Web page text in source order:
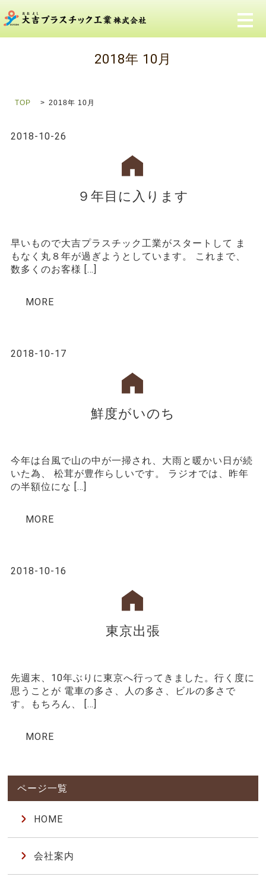
メ
2018年 10月
TOP 2018年 10月
2018-10-26
９年目に入ります
早いもので大吉プラスチック工業がスタートして ま
もなく丸８年が過ぎようとしています。 これまで、
数多くのお客様 […]
MORE
2018-10-17
鮮度がいのち
今年は台風で山の中が一掃され、大雨と暖かい日が続
いた為、 松茸が豊作らしいです。 ラジオでは、昨年
の半額位にな […]
MORE
2018-10-16
東京出張
先週末、10年ぶりに東京へ行ってきました。行く度に
思うことが 電車の多さ、人の多さ、ビルの多さで
す。もちろん、 […]
MORE
HOME
会社案内